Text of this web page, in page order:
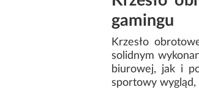
gamingu
Krzesło
solidnym
biurowej, jak i
sportowy